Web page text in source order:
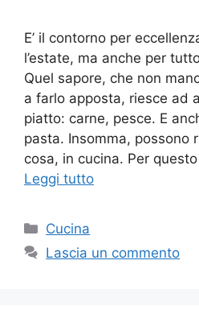
E’ il contorno per
l’estate, ma anche per
Quel sapore, che non
a farlo apposta, riesce ad
piatto: carne, pesce. E
pasta. Insomma, possono
cosa, in cucina. Per
Leggi tutto
Categorie
Cucina
Lascia un commento